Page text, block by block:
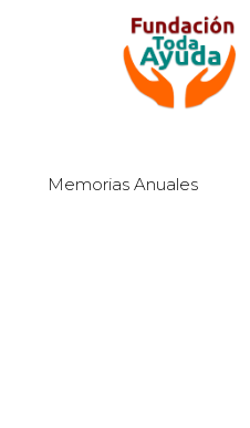
Memorias Anuales